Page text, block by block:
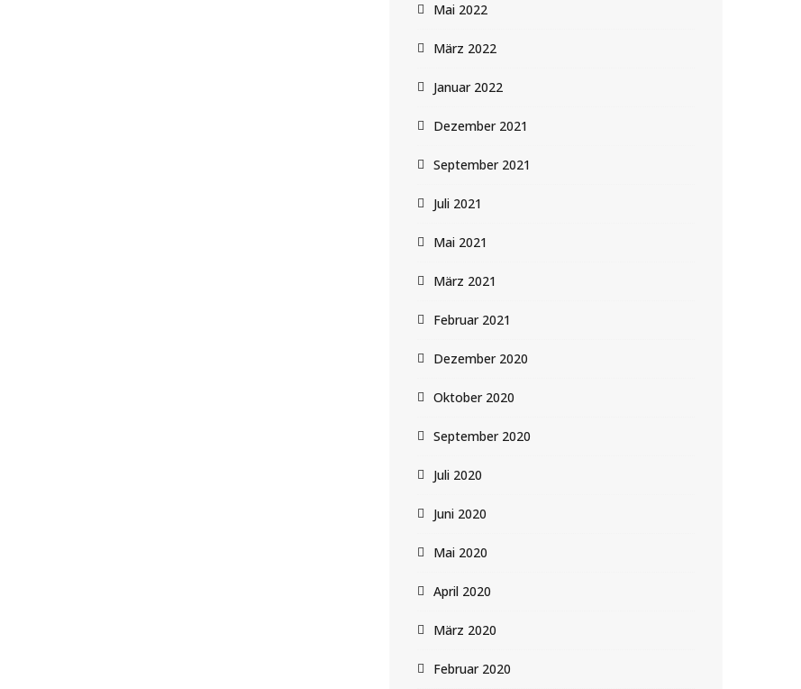
Mai 2022
März 2022
Januar 2022
Dezember 2021
September 2021
Juli 2021
Mai 2021
März 2021
Februar 2021
Dezember 2020
Oktober 2020
September 2020
Juli 2020
Juni 2020
Mai 2020
April 2020
März 2020
Februar 2020